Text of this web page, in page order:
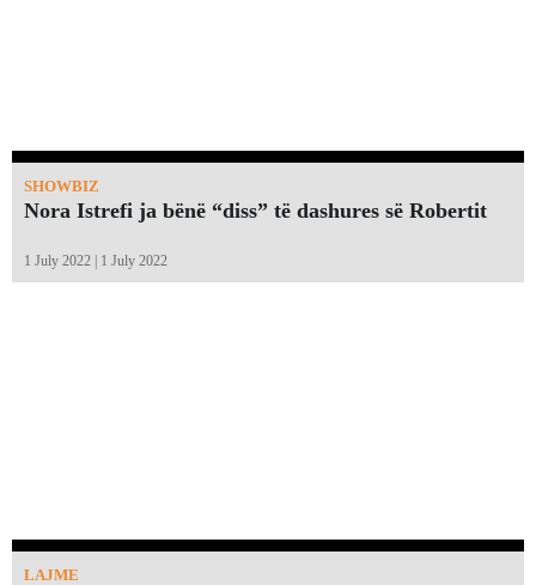
SHOWBIZ
Nora Istrefi ja bënë “diss” të dashures së Robertit
1 July 2022 | 1 July 2022
LAJME